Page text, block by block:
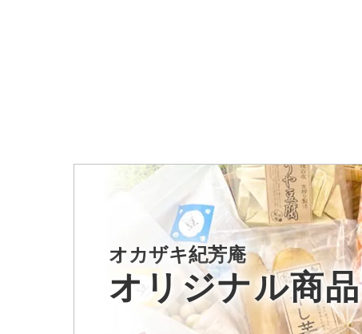
オカザキ紀芳庵
オリジナル商品